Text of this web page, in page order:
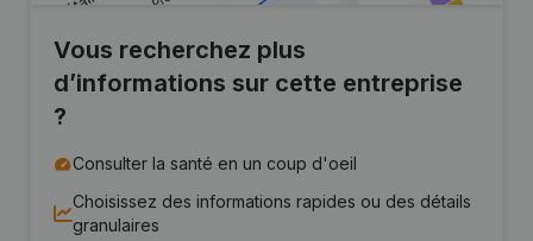
Vous recherchez plus
d’informations sur cette entreprise
?
Consulter la santé en un coup d'oeil
Choisissez des informations rapides ou des détails
granulaires